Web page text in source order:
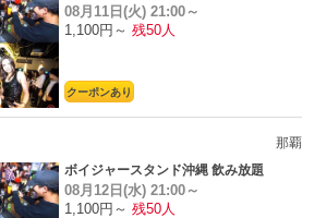
08月11日(火) 21:00～
1,100円～ 残50人
クーポンあり
那覇
ボイジャースタンド沖縄 飲み放題
08月12日(水) 21:00～
1,100円～ 残50人